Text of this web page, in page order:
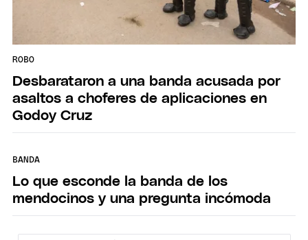
ROBO
Desbarataron a una banda acusada por
asaltos a choferes de aplicaciones en
Godoy Cruz
BANDA
Lo que esconde la banda de los
mendocinos y una pregunta incómoda